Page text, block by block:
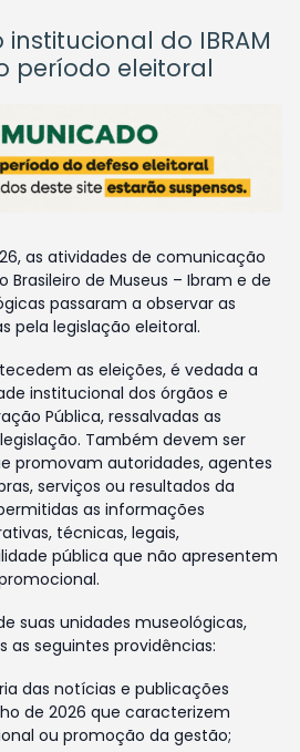
do IBRAM
período eleitoral
as atividades de comunicação
de Museus – Ibram e de
passaram a observar as
pela legislação eleitoral.
as eleições, é vedada a
institucional dos órgãos e
Pública, ressalvadas as
Também devem ser
promovam autoridades, agentes
serviços ou resultados da
as informações
técnicas, legais,
pública que não apresentem
suas unidades museológicas,
as seguintes providências:
das notícias e publicações
de 2026 que caracterizem
ou promoção da gestão;